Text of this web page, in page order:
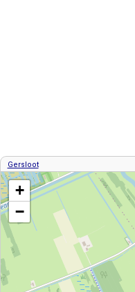
Gersloot
Kaart / Plattegrond Gersloot centrum
+
−